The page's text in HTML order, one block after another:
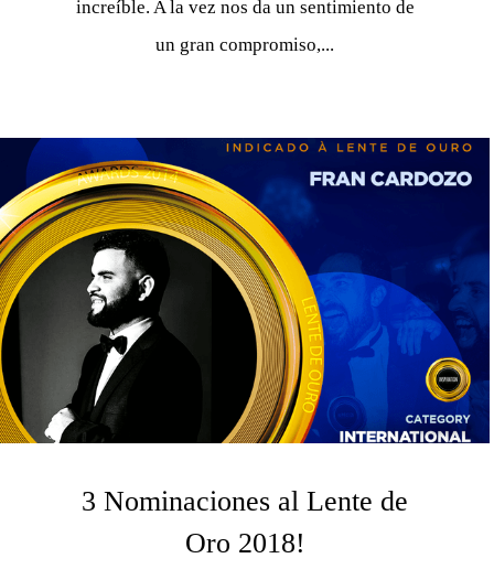
increíble. A la vez nos da un sentimiento de
un gran compromiso,...
3 Nominaciones al Lente de
Oro 2018!